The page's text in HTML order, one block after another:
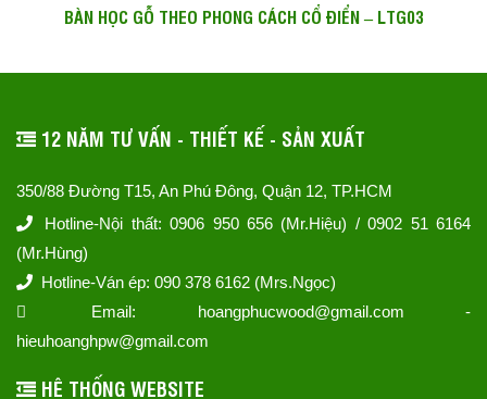
BÀN HỌC GỖ THEO PHONG CÁCH CỔ ĐIỂN – LTG03
12 NĂM TƯ VẤN - THIẾT KẾ - SẢN XUẤT
350/88 Đường T15, An Phú Đông, Quận 12, TP.HCM
Hotline-Nội thất: 0906 950 656 (Mr.Hiệu) / 0902 51 6164
(Mr.Hùng)
Hotline-Ván ép: 090 378 6162 (Mrs.Ngọc)
Email: hoangphucwood@gmail.com -
hieuhoanghpw@gmail.com
HỆ THỐNG WEBSITE